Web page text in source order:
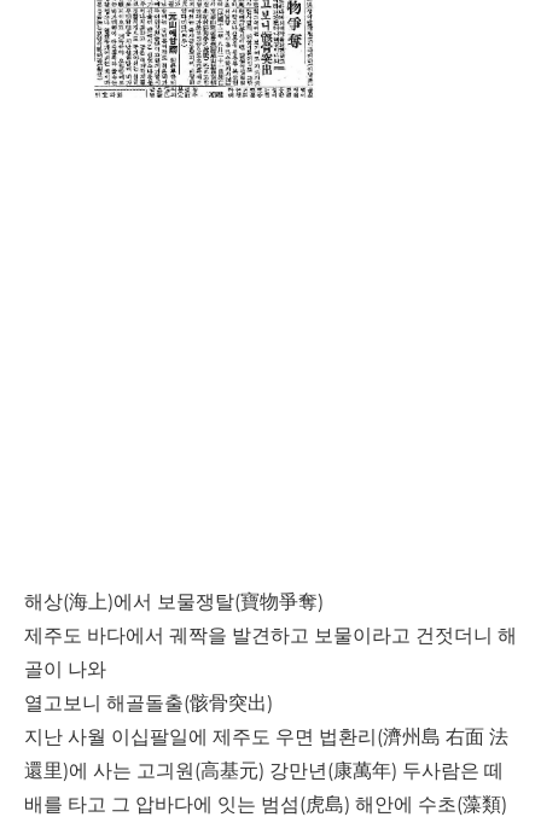
해상(海上)에서 보물쟁탈(寶物爭奪)
제주도 바다에서 궤짝을 발견하고 보물이라고 건젓더니 해
골이 나와
열고보니 해골돌출(骸骨突出)
지난 사월 이십팔일에 제주도 우면 법환리(濟州島 右面 法
還里)에 사는 고긔원(高基元) 강만년(康萬年) 두사람은 떼
배를 타고 그 압바다에 잇는 범섬(虎島) 해안에 수초(藻類)